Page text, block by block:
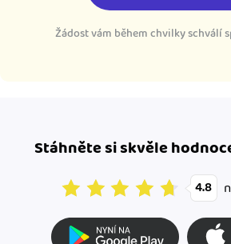
Žádost vám během chvilky schválí
Stáhněte si skvěle
4.8